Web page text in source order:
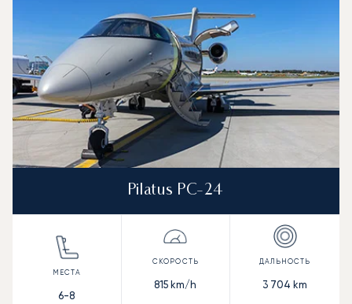
Pilatus PC-24
6-8
815 km/h 3 704 km